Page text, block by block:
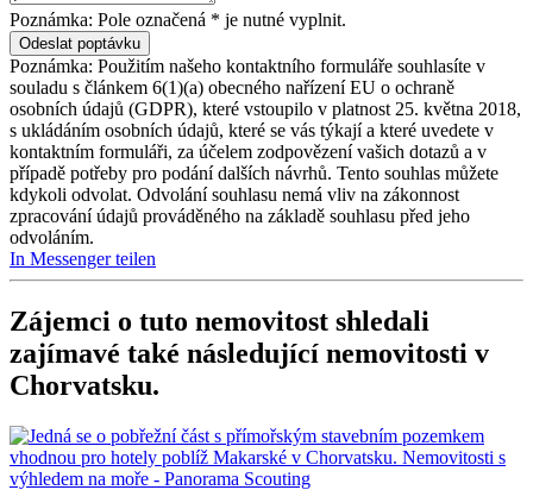
Poznámka: Pole označená * je nutné vyplnit.
Poznámka: Použitím našeho kontaktního formuláře souhlasíte v
souladu s článkem 6(1)(a) obecného nařízení EU o ochraně
osobních údajů (GDPR), které vstoupilo v platnost 25. května 2018,
s ukládáním osobních údajů, které se vás týkají a které uvedete v
kontaktním formuláři, za účelem zodpovězení vašich dotazů a v
případě potřeby pro podání dalších návrhů. Tento souhlas můžete
kdykoli odvolat. Odvolání souhlasu nemá vliv na zákonnost
zpracování údajů prováděného na základě souhlasu před jeho
odvoláním.
In Messenger teilen
Zájemci o tuto nemovitost shledali
zajímavé také následující nemovitosti v
Chorvatsku.